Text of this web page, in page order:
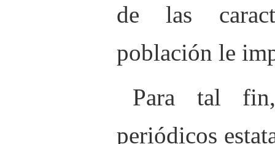
de las
población le
Para tal
periódicos